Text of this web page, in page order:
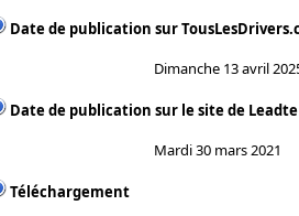
Date de publication sur
Dimanche 13 avril
Date de publication sur le site de
Mardi 30 mars 2021
Téléchargement